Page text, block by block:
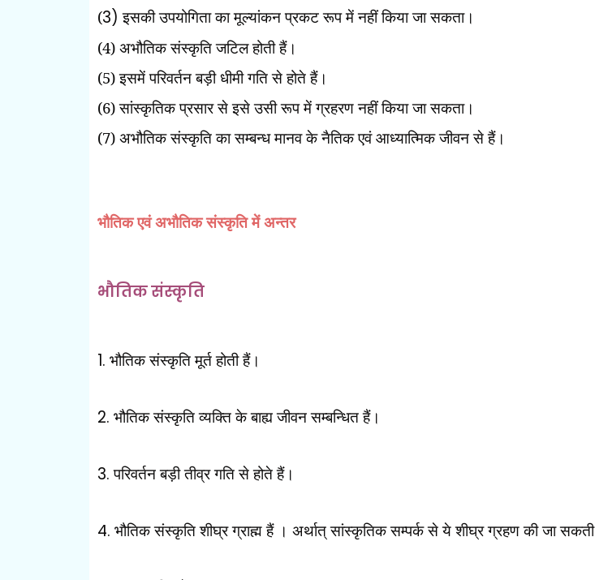
(3)इसकी उपयोगिता का मूल्यांकनप्रकट रूप में नहीं किया जा सकता।
(4) अभौतिक संस्कृति जटिल होती हैं।
(5)इसमें परिवर्तन बड़ी धीमी गति से होते हैं।
(6)सांस्कृतिक प्रसार से इसे उसी रूप में ग्रहरण नहीं किया जा सकता।
(7) अभौतिक संस्कृति का सम्बन्ध मानव के नैतिक एवं आध्यात्मिक जीवन से हैं।
भौतिक एवं अभौतिक संस्कृति में अन्तर
भौतिक संस्कृति
1. भौतिक संस्कृति मूर्त होती हैं।
2. भौतिक संस्कृति व्यक्ति के बाह्य जीवन सम्बन्धित हैं।
3.परिवर्तन बड़ी तीव्र गति से होते हैं।
4. भौतिक संस्कृति शीघ्र ग्राह्म हैं । अर्थात् सांस्कृतिक सम्पर्क से ये शीघ्र ग्रहण की जा सकती